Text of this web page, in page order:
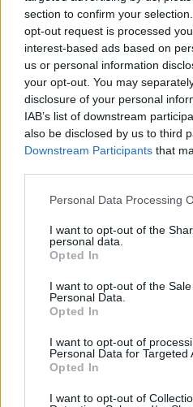
section to confirm your
opt-out request is processed
interest-based ads based on
us or personal information
your opt-out. You may
disclosure of your personal
IAB’s list of downstream
also be disclosed by us to third
Downstream Participants that
Please note that this website/
not limited to your visit or usage
grant or deny consent to
use your data for below
consent section.
Personal Data Processing
I want to opt-out of the
personal data.
Opted In
I want to opt-out of the
Personal Data.
Opted In
I want to opt-out of
Personal Data for Targeted
Opted In
I want to opt-out of
09 Ιουλ 2026 10:35
Καύσιμα: Πάνω από τα 2
επόμενη εβδομάδα – Νέες
Επιδόματα
Fuel Pass: Μέχρι τις 31
αξιοποιηθούν
Κοινωνία
05 Ιουλ 2026 12:55
Πότε τα ανοιχτά παράθυρα
καύσιμο από το